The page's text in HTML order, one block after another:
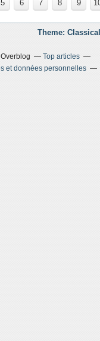
5 6 7 8 9
Theme:
Top articles
et données personnelles